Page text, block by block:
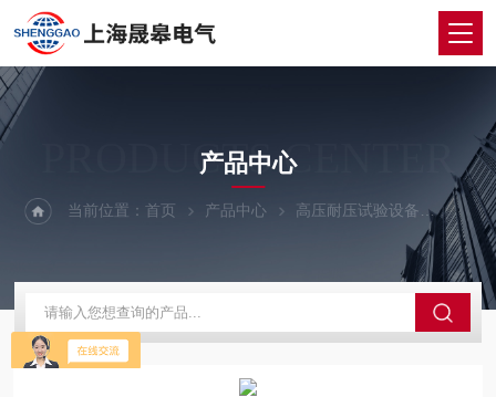
PRODUCTS CENTER
产品中心
当前位置：首页 产品中心 高压耐压试验设备 全自